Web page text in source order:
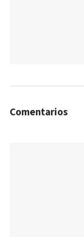
Comentarios